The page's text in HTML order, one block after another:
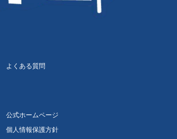
よくある質問
公式ホームページ
個人情報保護方針